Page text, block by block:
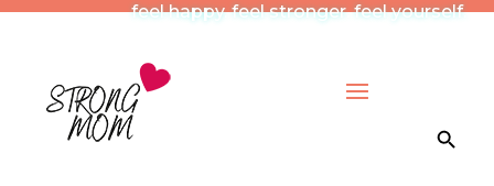
feel happy. feel stronger. feel yourself.